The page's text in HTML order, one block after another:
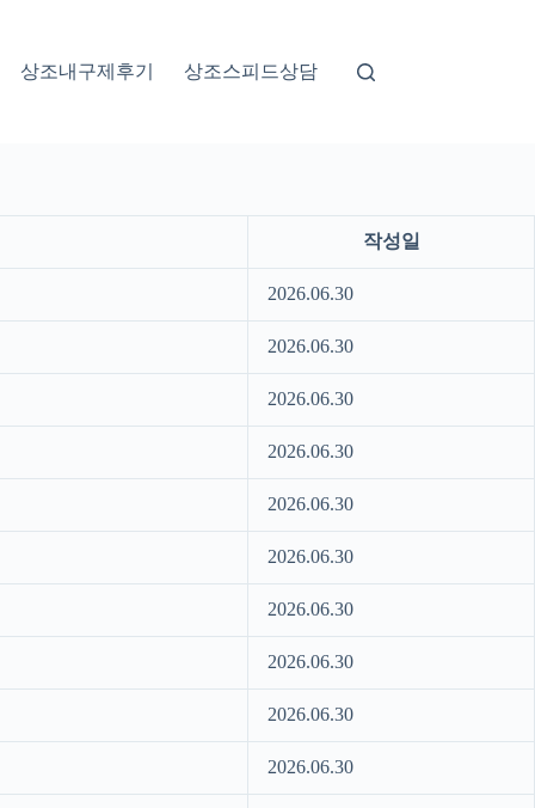
상조내구제후기 상조스피드상담
작성일
2026.06.30
2026.06.30
2026.06.30
2026.06.30
2026.06.30
2026.06.30
2026.06.30
2026.06.30
2026.06.30
2026.06.30